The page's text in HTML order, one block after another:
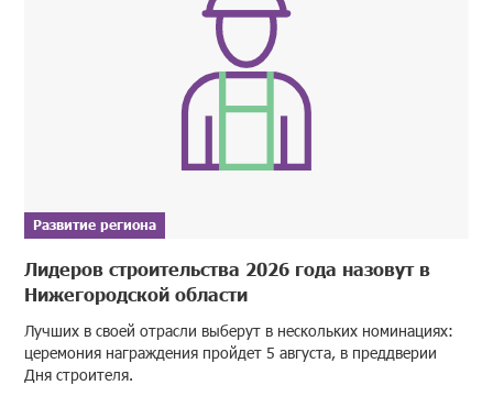
Развитие региона
Лидеров строительства 2026 года назовут в
Нижегородской области
Лучших в своей отрасли выберут в нескольких номинациях:
церемония награждения пройдет 5 августа, в преддверии
Дня строителя.